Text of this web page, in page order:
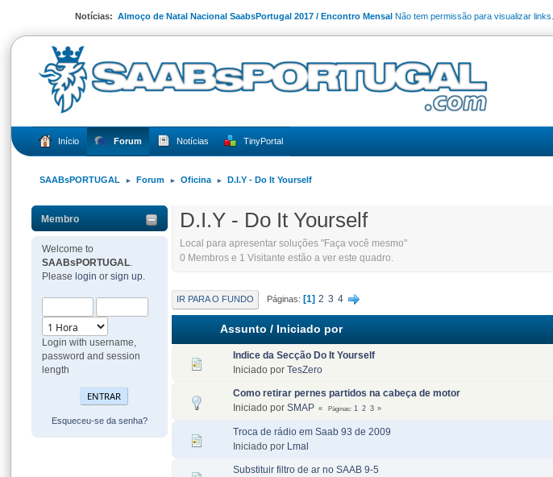
Notícias: Almoço de Natal Nacional SaabsPortugal 2017 / Encontro MensalNão tem permissão para visualizar links.
Início Forum Notícias TinyPortal
SAABsPORTUGAL ► Forum ► Oficina ► D.I.Y - Do It Yourself
Membro
Welcome to
SAABsPORTUGAL.
Please login or sign up.
Login with username,
password and session
length
Esqueceu-se da senha?
D.I.Y - Do It Yourself
Local para apresentar soluções "Faça você mesmo"
0 Membros e 1 Visitante estão a ver este quadro.
IR PARA O FUNDO Páginas 1 2 3 4
Assunto / Iniciado por
Indice da Secção Do It Yourself
Iniciado porTesZero
Como retirar pernes partidos na cabeça de motor
Iniciado porSMAP Páginas 1 2 3
Troca de rádio em Saab 93 de 2009
Iniciado por Lmal
Substituir filtro de ar no SAAB 9-5